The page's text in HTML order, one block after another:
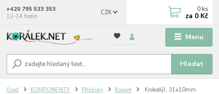
Menu
CZK
Hledat
+420 795 533 353
12-14 hodin
0 ks
za 0 Kč
Úvod KOMPONENTY Přívěsky Kovové Krokodýl, 31x10mm